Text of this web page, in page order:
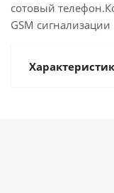
сотовый
GSM сигнализации